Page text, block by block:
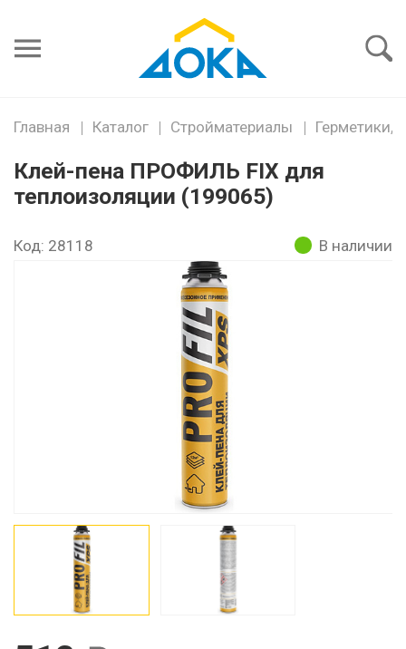
пароль
Главная Каталог Стройматериалы Герметики,
Клей-пена ПРОФИЛЬ FIX для
теплоизоляции (199065)
Код: 28118 В наличии